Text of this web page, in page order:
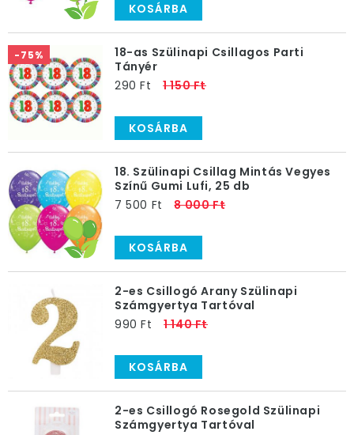
KOSÁRBA
-75%
18-as Szülinapi Csillagos Parti
Tányér
290 Ft
1 150 Ft
KOSÁRBA
18. Szülinapi Csillag Mintás Vegyes
Színű Gumi Lufi, 25 db
7 500 Ft
8 000 Ft
KOSÁRBA
2-es Csillogó Arany Szülinapi
Számgyertya Tartóval
990 Ft
1 140 Ft
KOSÁRBA
2-es Csillogó Rosegold Szülinapi
Számgyertya Tartóval